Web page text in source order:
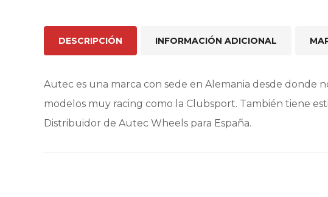
DESCRIPCIÓN INFORMACIÓN ADICIONAL
Autec es una marca con sede en Alemania desde
modelos muy racing como la Clubsport. También tiene
Distribuidor de Autec Wheels para España.